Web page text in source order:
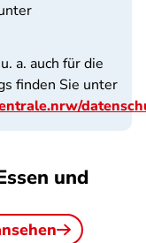
a. auch für die
finden Sie unter
und